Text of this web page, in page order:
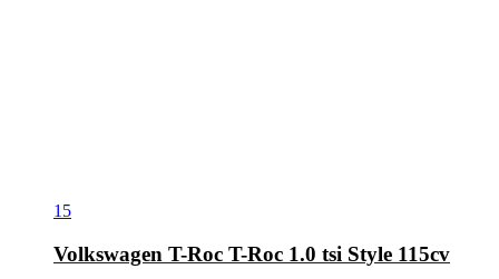
15
Volkswagen T-Roc T-Roc 1.0 tsi Style 115cv